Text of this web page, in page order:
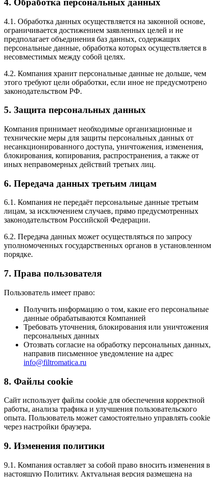
4. Обработка персональных данных
4.1. Обработка данных осуществляется на законной основе,
ограничивается достижением заявленных целей и не
предполагает объединения баз данных, содержащих
персональные данные, обработка которых осуществляется в
несовместимых между собой целях.
4.2. Компания хранит персональные данные не дольше, чем
этого требуют цели обработки, если иное не предусмотрено
законодательством РФ.
5. Защита персональных данных
Компания принимает необходимые организационные и
технические меры для защиты персональных данных от
несанкционированного доступа, уничтожения, изменения,
блокирования, копирования, распространения, а также от
иных неправомерных действий третьих лиц.
6. Передача данных третьим лицам
6.1. Компания не передаёт персональные данные третьим
лицам, за исключением случаев, прямо предусмотренных
законодательством Российской Федерации.
6.2. Передача данных может осуществляться по запросу
уполномоченных государственных органов в установленном
порядке.
7. Права пользователя
Пользователь имеет право:
Получить информацию о том, какие его персональные
данные обрабатываются Компанией
Требовать уточнения, блокирования или уничтожения
персональных данных
Отозвать согласие на обработку персональных данных,
направив письменное уведомление на адрес
info@filtromatica.ru
8. Файлы cookie
Сайт использует файлы cookie для обеспечения корректной
работы, анализа трафика и улучшения пользовательского
опыта. Пользователь может самостоятельно управлять cookie
через настройки браузера.
9. Изменения политики
9.1. Компания оставляет за собой право вносить изменения в
настоящую Политику. Актуальная версия размещена на